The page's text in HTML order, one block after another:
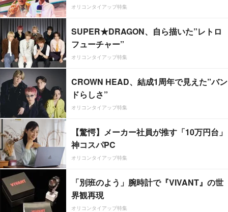
オリコンタイアップ特集
SUPER★DRAGON、自ら描いた”レトロ
フューチャー”
オリコンタイアップ特集
CROWN HEAD、結成1周年で見えた”バン
ドらしさ”
オリコンタイアップ特集
【驚愕】メーカー社員が推す「10万円台」
神コスパPC
オリコンタイアップ特集
「別班のよう」腕時計で『VIVANT』の世
界観再現
オリコンタイアップ特集